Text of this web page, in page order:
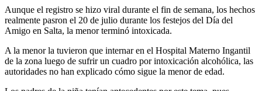
Aunque el registro se hizo viral durante el fin de semana, los hechos
realmente pasron el 20 de julio durante los festejos del Día del
Amigo en Salta, la menor terminó intoxicada.
A la menor la tuvieron que internar en el Hospital Materno Ingantil
de la zona luego de sufrir un cuadro por intoxicación alcohólica, las
autoridades no han explicado cómo sigue la menor de edad.